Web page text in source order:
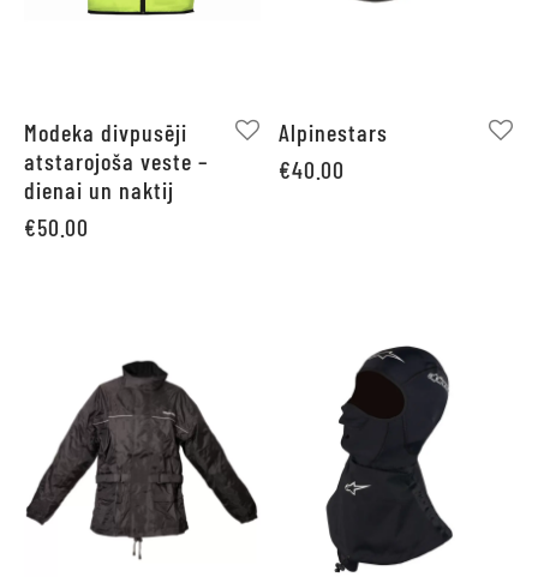
Modeka divpusēji
atstarojoša veste –
dienai un naktij
€50.00
Alpinestars
€40.00